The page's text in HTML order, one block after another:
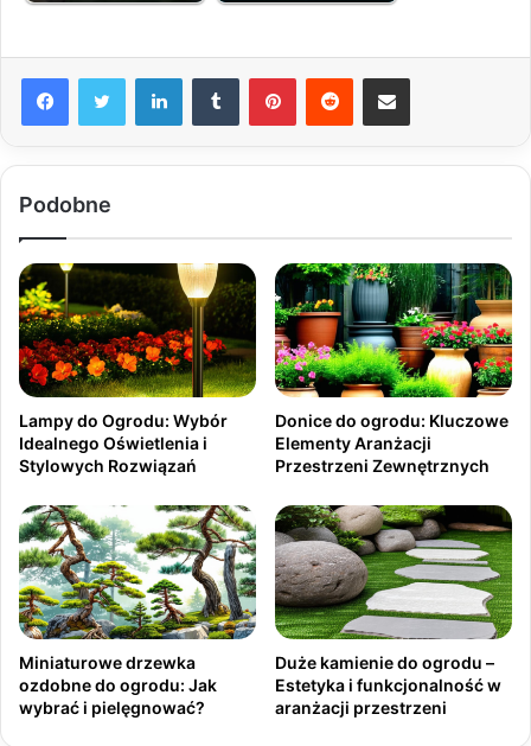
LinkedInTumblr PinterestReddit Share via Email
Podobne
Lampy do Ogrodu: Wybór
Idealnego Oświetlenia i
Stylowych Rozwiązań
Donice do ogrodu: Kluczowe
Elementy Aranżacji
Przestrzeni Zewnętrznych
Miniaturowe drzewka
ozdobne do ogrodu: Jak
wybrać i pielęgnować?
Duże kamienie do ogrodu –
Estetyka i funkcjonalność w
aranżacji przestrzeni